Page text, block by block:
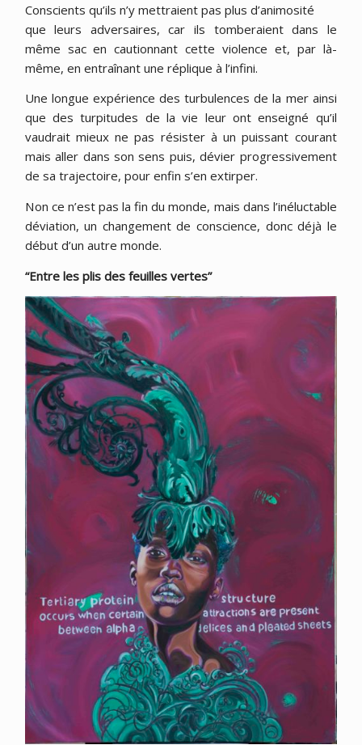
Conscients qu’ils n’y mettraient pas plus d’animosité
que leurs adversaires, car ils tomberaient dans le
même sac en cautionnant cette violence et, par là-
même, en entraînant une réplique à l’infini.
Une longue expérience des turbulences de la mer ainsi
que des turpitudes de la vie leur ont enseigné qu’il
vaudrait mieux ne pas résister à un puissant courant
mais aller dans son sens puis, dévier progressivement
de sa trajectoire, pour enfin s’en extirper.
Non ce n’est pas la fin du monde, mais dans l’inéluctable
déviation, un changement de conscience, donc déjà le
début d’un autre monde.
“Entre les plis des feuilles vertes”